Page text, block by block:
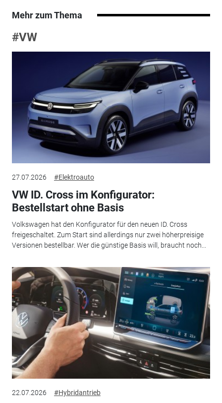
Mehr zum Thema
#VW
27.07.2026 #Elektroauto
VW ID. Cross im Konfigurator:
Bestellstart ohne Basis
Volkswagen hat den Konfigurator für den neuen ID. Cross
freigeschaltet. Zum Start sind allerdings nur zwei höherpreisige
Versionen bestellbar. Wer die günstige Basis will, braucht noch...
22.07.2026 #Hybridantrieb